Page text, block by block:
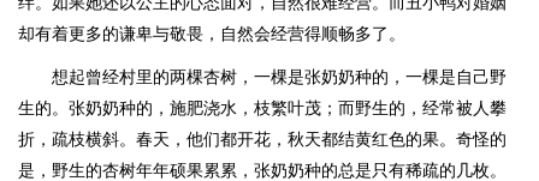
却有着更多的谦卑与敬畏，自然会经营得顺畅多了。
想起曾经村里的两棵杏树，一棵是张奶奶种的，一棵是自己野
生的。张奶奶种的，施肥浇水，枝繁叶茂；而野生的，经常被人攀
折，疏枝横斜。春天，他们都开花，秋天都结黄红色的果。奇怪的
是，野生的杏树年年硕果累累，张奶奶种的总是只有稀疏的几枚。